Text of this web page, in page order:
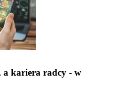
a kariera radcy - w